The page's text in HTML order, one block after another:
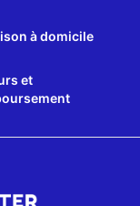
à domicile
et